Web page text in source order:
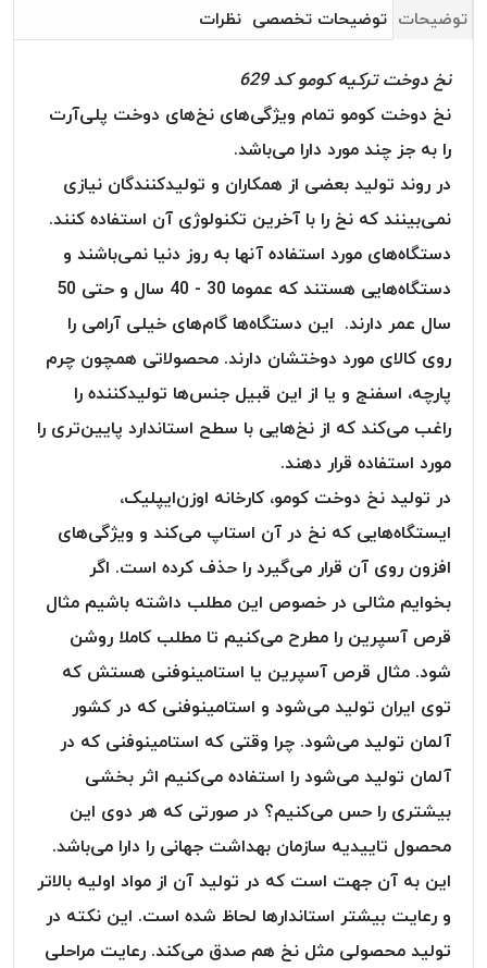
بدون
کُرد
KORD
نخ
توری
پلیسه
نخ
توری
پلیسه
کرد
KORD
OMEGA
نخ
توری
پلیسه
پلاس
PPLUS
نخ
توری
بتا
KORD
BETA
دوک
های
متراژ
پایین
امگا
OMEGA
ونتو
VENTO
پارما
توضیحات توضیحات تخصصی نظرات
نخ دوخت ترکیه کومو کد 629
نخ دوخت کومو تمام ویژگی‌های نخ‌های دوخت پلی‌آرت
را به جز چند مورد دارا می‌باشد.
در روند تولید بعضی از همکاران و تولید‌کنندگان نیازی
نمی‌بینند که نخ را با آخرین تکنولوژی آن استفاده کنند.
دستگاه‌های مورد استفاده آنها به روز دنیا نمی‌باشند و
دستگاه‌هایی هستند که عموما 30 - 40 سال و حتی 50
سال عمر دارند. این دستگاه‌ها گام‌های خیلی آرامی را
روی کالای مورد دوختشان دارند. محصولاتی همچون چرم
پارچه، اسفنج و یا از این قبیل جنس‌ها تولیدکننده را
راغب می‌کند که از نخ‌هایی با سطح استاندارد پایین‌تری را
مورد استفاده قرار دهند.
در تولید نخ دوخت کومو، کارخانه اوزن‌ایپلیک،
ایستگاه‌هایی که نخ در آن استاپ می‌کند و ویژگی‌های
افزون روی آن قرار می‌گیرد را حذف کرده است. اگر
بخوایم مثالی در خصوص این مطلب داشته باشیم مثال
قرص آسپرین را مطرح می‌کنیم تا مطلب کاملا روشن
شود. مثال قرص آسپرین یا استامینوفنی هستش که
توی ایران تولید می‌شود و استامینوفنی که در کشور
آلمان تولید می‌شود. چرا وقتی که استامینوفنی که در
آلمان تولید می‌شود را استفاده می‌کنیم اثر بخشی
بیشتری را حس می‌کنیم؟ در صورتی که هر دوی این
محصول تاییدیه سازمان بهداشت جهانی را دارا می‌باشد.
این به آن جهت است که در تولید آن از مواد اولیه بالاتر
و رعایت بیشتر استاندارها لحاظ شده است. این نکته در
تولید محصولی مثل نخ هم صدق می‌کند. رعایت مراحلی